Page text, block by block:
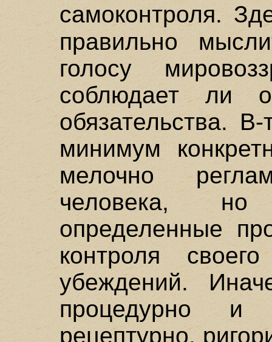
самоконтроля.
правильно
голосу
соблюдает ли
обязательства.
минимум
мелочно
человека, но
определенные
контроля
убеждений.
процедурно и
рецептурно,